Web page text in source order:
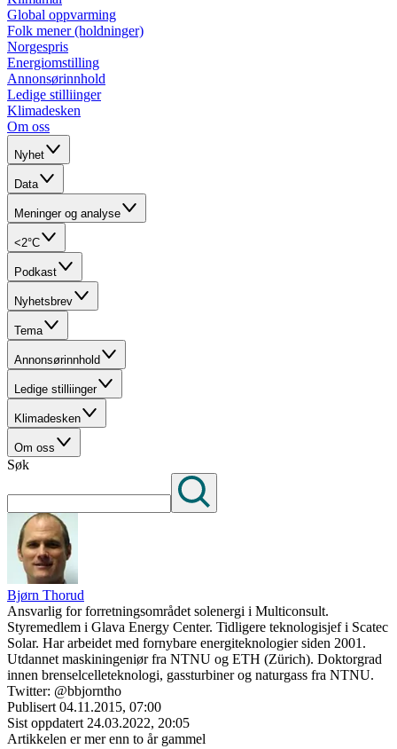
Global oppvarming
Folk mener (holdninger)
Norgespris
Energiomstilling
Annonsørinnhold
Ledige stilliinger
Klimadesken
Om oss
Nyhet
Data
Meninger og analyse
<2°C
Podkast
Nyhetsbrev
Tema
Annonsørinnhold
Ledige stilliinger
Klimadesken
Om oss
Søk
Bjørn Thorud
Ansvarlig for forretningsområdet solenergi i Multiconsult.
Styremedlem i Glava Energy Center. Tidligere teknologisjef i Scatec
Solar. Har arbeidet med fornybare energiteknologier siden 2001.
Utdannet maskiningeniør fra NTNU og ETH (Zürich). Doktorgrad
innen brenselcelleteknologi, gassturbiner og naturgass fra NTNU.
Twitter: @bbjorntho
Publisert 04.11.2015, 07:00
Sist oppdatert 24.03.2022, 20:05
Artikkelen er mer enn to år gammel